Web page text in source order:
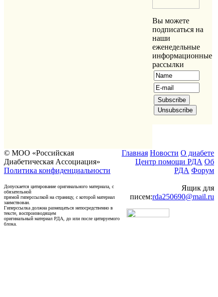
Вы можете
подписаться на
наши
еженедельные
информационные
рассылки
© МОО «Российская
Диабетическая Ассоциация»
Политика конфиденциальности
Допускается цитирование оригинального материала, с
обязательной
прямой гиперссылкой на страницу, с которой материал
заимствован.
Гиперссылка должна размещаться непосредственно в
тексте, воспроизводящем
оригинальный материал РДА, до или после цитируемого
блока.
Главная Новости О диабете
Центр помощи РДА Об
РДА Форум
Ящик для
писем:rda250690@mail.ru